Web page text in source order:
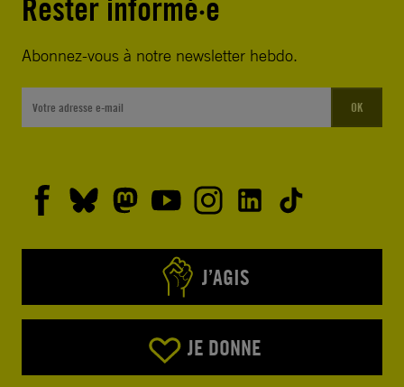
Rester informé·e
Abonnez-vous à notre newsletter hebdo.
OK
J’AGIS
JE DONNE